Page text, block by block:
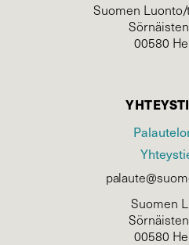
Suomen
00580
Suomen
00580